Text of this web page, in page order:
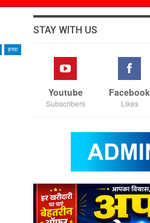
हरदा
STAY WITH US
Youtube
Subscribers
Facebook
Likes